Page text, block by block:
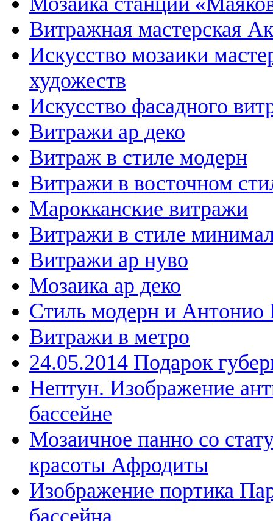
Витражная мастерская
Искусство мозаики
художеств
Искусство фасадного
Витражи ар деко
Витраж в стиле модерн
Витражи в восточном
Марокканские витражи
Витражи в стиле
Витражи ар нуво
Мозаика ар деко
Стиль модерн и Антонио
Витражи в метро
24.05.2014 Подарок
Нептун. Изображение
бассейне
Мозаичное панно со
красоты Афродиты
Изображение портика
бассейна